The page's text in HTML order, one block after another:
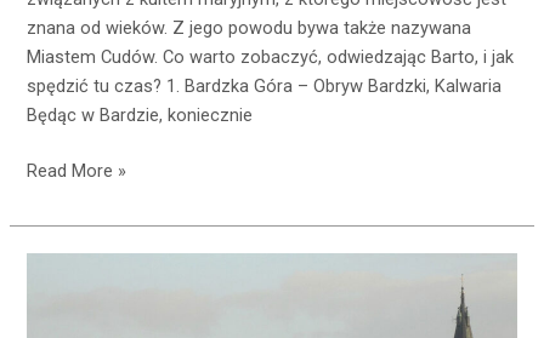
znana od wieków. Z jego powodu bywa także nazywana
Miastem Cudów. Co warto zobaczyć, odwiedzając Barto, i jak
spędzić tu czas? 1. Bardzka Góra – Obryw Bardzki, Kalwaria
Będąc w Bardzie, koniecznie
Read More »